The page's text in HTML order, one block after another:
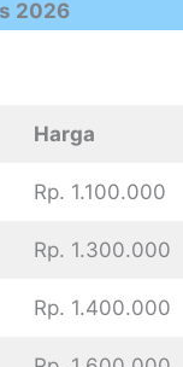
2026
Harga
Rp. 1.100.000
Rp. 1.300.000
Rp. 1.400.000